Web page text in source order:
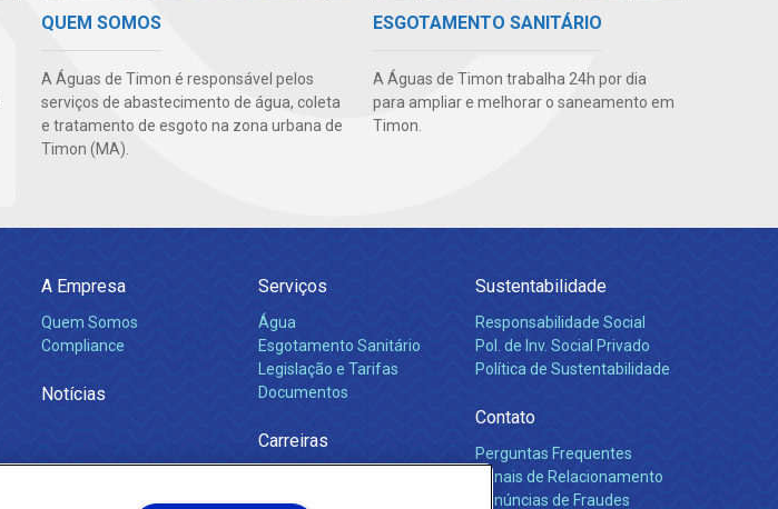
QUEM SOMOS
A Águas de Timon é responsável pelos
serviços de abastecimento de água, coleta
e tratamento de esgoto na zona urbana de
Timon (MA).
ESGOTAMENTO SANITÁRIO
A Águas de Timon trabalha 24h por dia
para ampliar e melhorar o saneamento em
Timon.
A Empresa
Quem Somos
Compliance
Notícias
Serviços
Água
Esgotamento Sanitário
Legislação e Tarifas
Documentos
Carreiras
Sustentabilidade
Responsabilidade Social
Pol. de Inv. Social Privado
Política de Sustentabilidade
Contato
Perguntas Frequentes
Canais de Relacionamento
Denúncias de Fraudes